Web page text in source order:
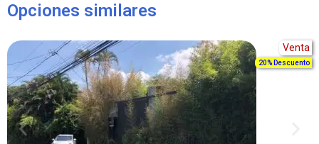
Opciones similares
Venta
20% Descuento